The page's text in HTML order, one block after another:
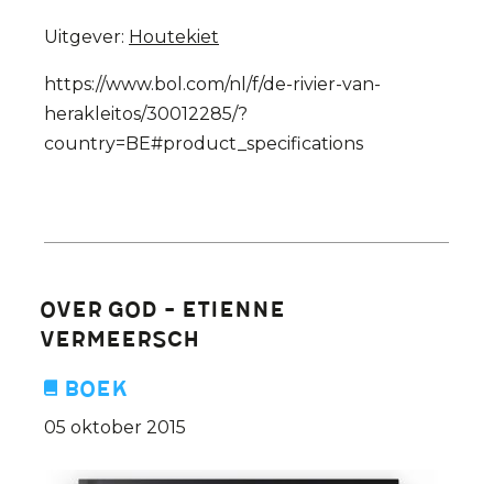
Uitgever: Houtekiet
https://www.bol.com/nl/f/de-rivier-van-
herakleitos/30012285/?
country=BE#product_specifications
Over God - Etienne
Vermeersch
Boek
05 oktober 2015